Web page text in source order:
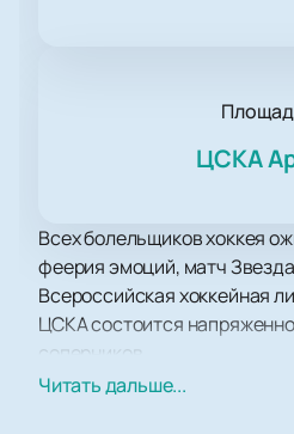
ЦСКА
Всех болельщиков хоккея
феерия эмоций, матч
Всероссийская хоккейная
ЦСКА состоится
соперников.
Вас ожидают несколько
Читать дальше...